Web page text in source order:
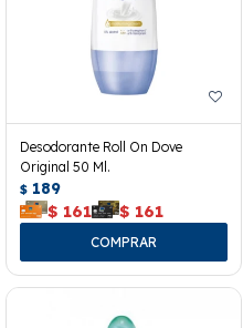
Desodorante Roll On Dove
Original 50 Ml.
$ 189
$ 161 $ 161